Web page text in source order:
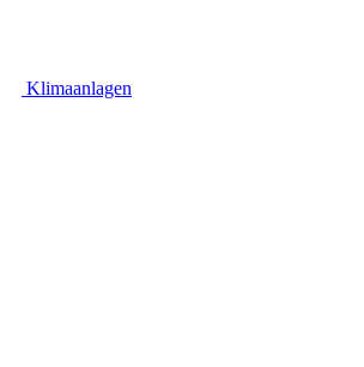
Klimaanlagen